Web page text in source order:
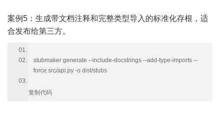
案例5：生成带文档注释和完整类型导入的标准化存根，适
合发布给第三方。
stubmaker generate --include-docstrings --add-type-imports --
force src/api.py -o dist/stubs
复制代码